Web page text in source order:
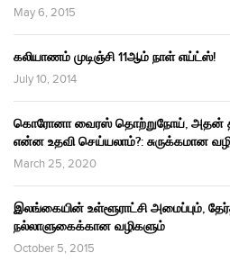
May 6, 2015
கலியாணம் முடிஞ்சி 11ஆம் நாள் எய்ட்ஸ்!
July 10, 2014
கொரோனா வைரஸ் தொற்றுநோய், அதன்
என்ன உதவி செய்யலாம்?: சுருக்கமான
March 25, 2020
இலங்கையின் உள்ளூராட்சி அமைப்பும்,
நல்லாளுகைக்கான வழிகளும்
October 5, 2015